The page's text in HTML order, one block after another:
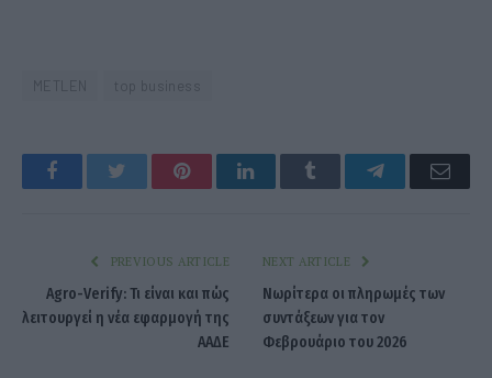
Facebook Twitter PinterestLinkedIn Tumblr Telegram
PREVIOUS ARTICLE
Agro-Verify: Τι είναι και πώς
λειτουργεί η νέα εφαρμογή της
ΑΑΔΕ
NEXT ARTICLE
Νωρίτερα οι πληρωμές των
συντάξεων για τον
Φεβρουάριο του 2026